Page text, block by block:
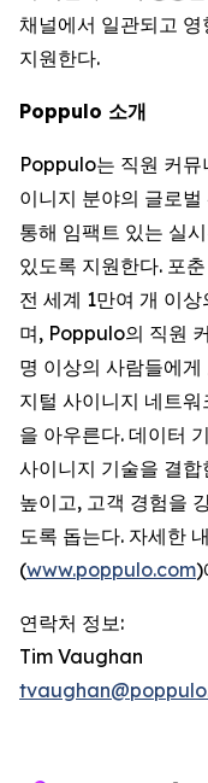
채널에서 일관되고
지원한다.
Poppulo 소개
Poppulo는 직원 커뮤
이니지 분야의 글로
통해 임팩트 있는 실
있도록 지원한다. 포
전 세계 1만여 개 이
며, Poppulo의 직원
명 이상의 사람들에
지털 사이니지 네트
을 아우른다. 데이터
사이니지 기술을 결
높이고, 고객 경험을
도록 돕는다. 자세한
(www.poppulo.com)
연락처 정보:
Tim Vaughan